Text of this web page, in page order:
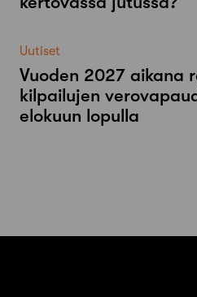
Uutiset
Vuoden 2027 aikana
kilpailujen
elokuun lopulla